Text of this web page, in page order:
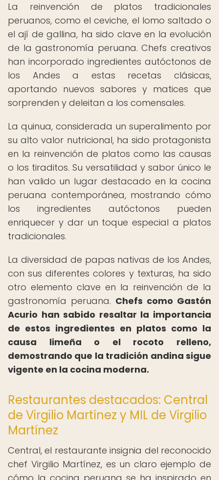
La reinvención de platos tradicionales
peruanos, como el ceviche, el lomo saltado o
el ají de gallina, ha sido clave en la evolución
de la gastronomía peruana. Chefs creativos
han incorporado ingredientes autóctonos de
los Andes a estas recetas clásicas,
aportando nuevos sabores y matices que
sorprenden y deleitan a los comensales.
La quinua, considerada un superalimento por
su alto valor nutricional, ha sido protagonista
en la reinvención de platos como las causas
o los tiraditos. Su versatilidad y sabor único le
han valido un lugar destacado en la cocina
peruana contemporánea, mostrando cómo
los ingredientes autóctonos pueden
enriquecer y dar un toque especial a platos
tradicionales.
La diversidad de papas nativas de los Andes,
con sus diferentes colores y texturas, ha sido
otro elemento clave en la reinvención de la
gastronomía peruana. Chefs como Gastón
Acurio han sabido resaltar la importancia
de estos ingredientes en platos como la
causa limeña o el rocoto relleno,
demostrando que la tradición andina sigue
vigente en la cocina moderna.
Restaurantes destacados: Central
de Virgilio Martínez y MIL de Virgilio
Martínez
Central, el restaurante insignia del reconocido
chef Virgilio Martínez, es un claro ejemplo de